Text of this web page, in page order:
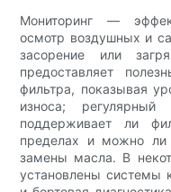
Мониторинг —
осмотр воздушных и
засорение или
предоставляет
фильтра, показывая
износа;
поддерживает ли
пределах и можно ли
замены масла. В
установлены системы